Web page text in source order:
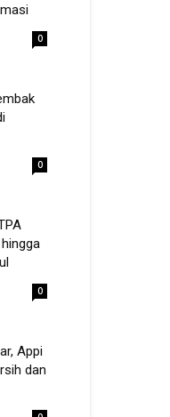
0
0
0
Appi
dan